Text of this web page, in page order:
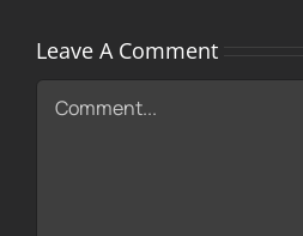
Leave A Comment
Comment